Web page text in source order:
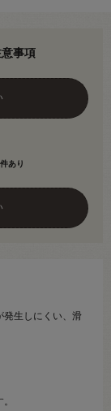
事項
あり
生しにくい、滑